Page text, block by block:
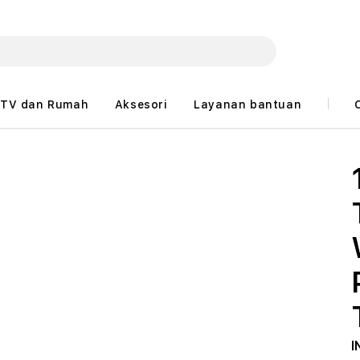
TV dan Rumah Aksesori Layanan bantuan